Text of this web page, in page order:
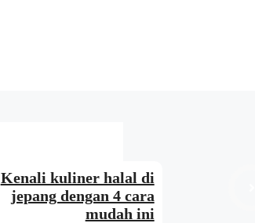
Kenali kuliner halal di
jepang dengan 4 cara
mudah ini